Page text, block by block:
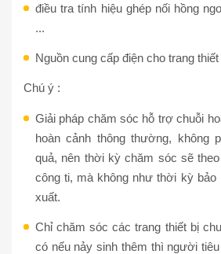
điều tra tính hiệu ghép nối hồng
...
Nguồn cung cấp điện cho trang
Chú ý :
Giải pháp chăm sóc hỗ trợ chuỗi
hoàn cảnh thông thường, không
quả, nên thời kỳ chăm sóc sẽ
công ti, mà không như thời kỳ bảo
xuất.
Chỉ chăm sóc các trang thiết bị
có nếu nảy sinh thêm thì người